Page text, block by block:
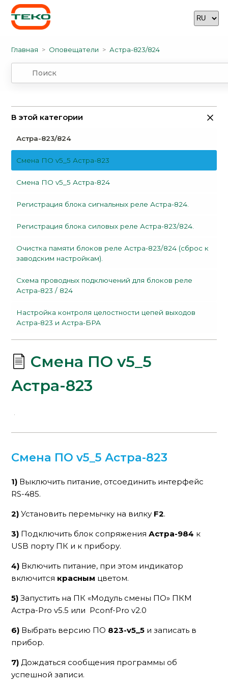
Главная Оповещатели Астра-823/824
В этой категории
Астра-823/824
Смена ПО v5_5 Астра-823
Смена ПО v5_5 Астра-824
Регистрация блока сигнальных реле Астра-824.
Регистрация блока силовых реле Астра-823/824.
Очистка памяти блоков реле Астра-823/824 (сброс к
заводским настройкам).
Схема проводных подключений для блоков реле
Астра-823 / 824
Настройка контроля целостности цепей выходов
Астра-823 и Астра-БРА
Смена ПО v5_5
Астра-823
Смена ПО v5_5 Астра-823
1) Выключить питание, отсоединить интерфейс
RS-485.
2) Установить перемычку на вилку F2.
3) Подключить блок сопряженияАстра-984 к
USB порту ПК и к прибору.
4) Включить питание, при этом индикатор
включится красным цветом.
5)Запустить на ПК «Модуль смены ПО» ПКМ
Астра-Pro v5.5 или Pconf-Pro v2.0
6) Выбрать версию ПО 823-v5_5 и записать в
прибор.
7)Дождаться сообщения программы об
успешной записи.